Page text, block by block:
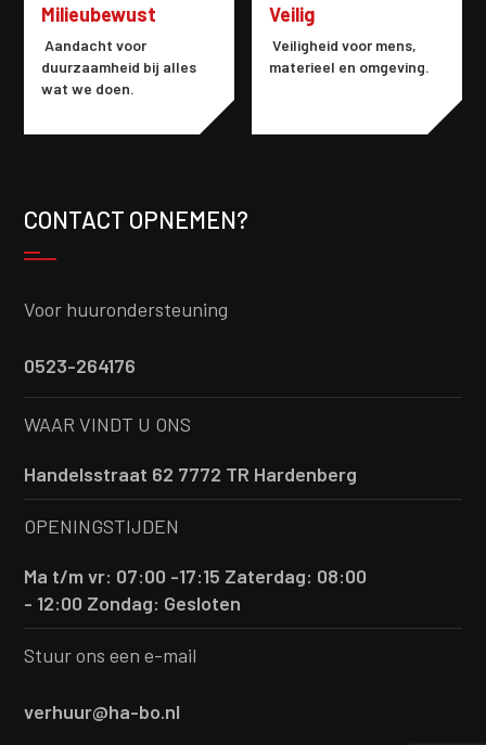
Milieubewust
Aandacht voor
duurzaamheid bij alles
wat we doen.
Veilig
Veiligheid voor mens,
materieel en omgeving.
CONTACT OPNEMEN?
Voor huurondersteuning
0523-264176
WAAR VINDT U ONS
Handelsstraat 62 7772 TR Hardenberg
OPENINGSTIJDEN
Ma t/m vr: 07:00 -17:15 Zaterdag: 08:00
- 12:00 Zondag: Gesloten
Stuur ons een e-mail
verhuur@ha-bo.nl